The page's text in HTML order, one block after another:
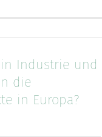
Industrie und
die
in Europa?